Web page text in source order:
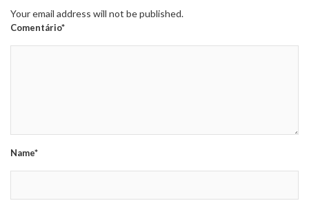
Your email address will not be published.
Comentário*
Name*